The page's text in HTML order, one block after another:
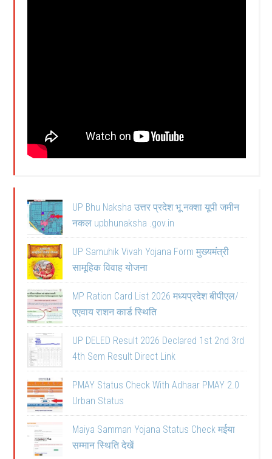
UP Bhu Naksha उत्तर प्रदेश भू नक्शा यूपी जमीन
नकल upbhunaksha .gov.in
UP Samuhik Vivah Yojana Form मुख्यमंत्री
सामूहिक विवाह योजना
MP Ration Card List 2026 मध्यप्रदेश बीपीएल/
एएवाय राशन कार्ड स्थिति
UP DELED Result 2026 Declared 1st 2nd 3rd
4th Sem Result Direct Link
PMAY Status Check With Adhaar PMAY 2.0
Urban Status
Maiya Samman Yojana Status Check मईया
सम्मान स्थिति देखें